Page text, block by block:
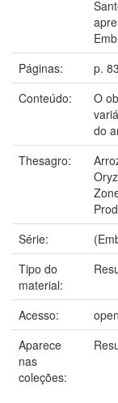
Páginas:
p.
Conteúdo:
O
do
Thesagro:
Série:
Tipo do
material:
Acesso:
Aparece
nas
coleções: